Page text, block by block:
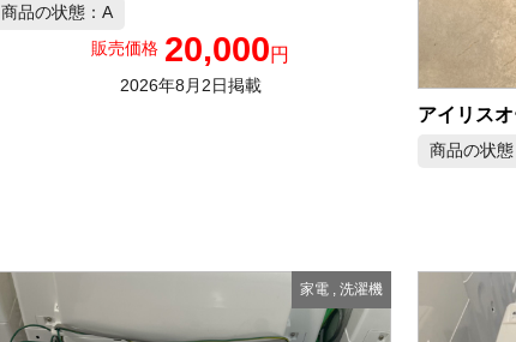
商品の状態：A
販売価格 20,000円
2026年8月2日掲載
商品の状
家電, 洗濯機